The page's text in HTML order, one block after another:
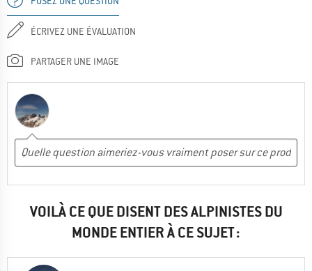
ÉCRIVEZ UNE ÉVALUATION
PARTAGER UNE IMAGE
VOILÀ CE QUE DISENT DES ALPINISTES DU
MONDE ENTIER À CE SUJET :